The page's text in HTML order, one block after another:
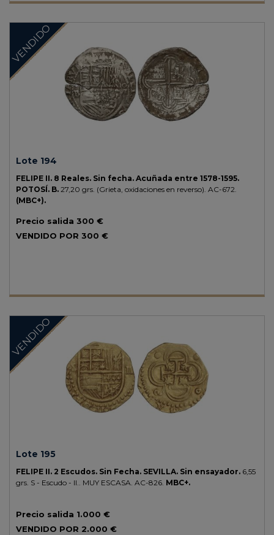
VENDIDO
Lote 194
FELIPE II. 8 Reales. Sin fecha. Acuñada entre 1578-1595.
POTOSÍ. B. 27,20 grs. (Grieta, oxidaciones en reverso). AC-672.
(MBC+).
Precio salida 300 €
VENDIDO POR 300 €
VENDIDO
Lote 195
FELIPE II. 2 Escudos. Sin Fecha. SEVILLA. Sin ensayador. 6,55
grs. S - Escudo - II.. MUY ESCASA. AC-826. MBC+.
Precio salida 1.000 €
VENDIDO POR 2.000 €